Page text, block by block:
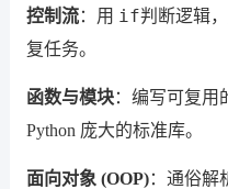
控制流：用 if判断逻辑
复任务。
函数与模块：编写可复用
Python 庞大的标准库。
面向对象 (OOP)：通俗解